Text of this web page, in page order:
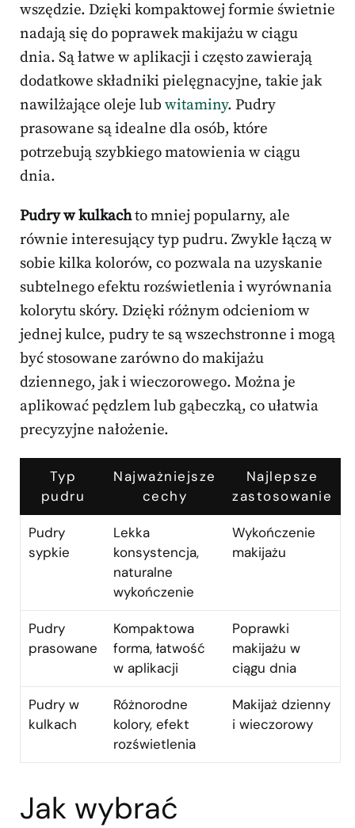
wszędzie. Dzięki kompaktowej formie świetnie
nadają się do poprawek makijażu w ciągu
dnia. Są łatwe w aplikacji i często zawierają
dodatkowe składniki pielęgnacyjne, takie jak
nawilżające oleje lub witaminy. Pudry
prasowane są idealne dla osób, które
potrzebują szybkiego matowienia w ciągu
dnia.
Pudry w kulkachto mniej popularny, ale
równie interesujący typ pudru. Zwykle łączą w
sobie kilka kolorów, co pozwala na uzyskanie
subtelnego efektu rozświetlenia i wyrównania
kolorytu skóry. Dzięki różnym odcieniom w
jednej kulce, pudry te są wszechstronne i mogą
być stosowane zarówno do makijażu
dziennego, jak i wieczorowego. Można je
aplikować pędzlem lub gąbeczką, co ułatwia
precyzyjne nałożenie.
Typ
pudru
Najważniejsze
cechy
Najlepsze
zastosowanie
Pudry
sypkie
Lekka
konsystencja,
naturalne
wykończenie
Wykończenie
makijażu
Pudry
prasowane
Kompaktowa
forma, łatwość
w aplikacji
Poprawki
makijażu w
ciągu dnia
Pudry w
kulkach
Różnorodne
kolory, efekt
rozświetlenia
Makijaż dzienny
i wieczorowy
Jak wybrać